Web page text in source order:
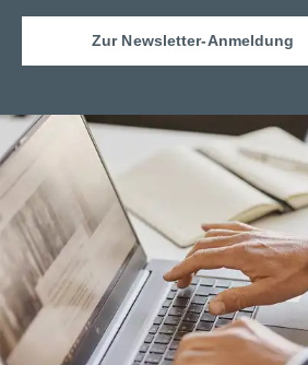
Zur Newsletter-Anmeldung